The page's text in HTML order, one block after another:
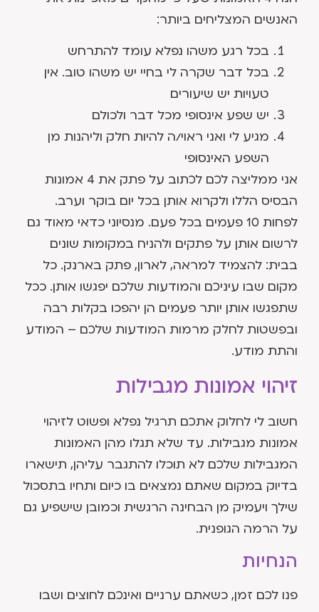
האנשים המצליחים ביותר:
בכל רגע משהו נפלא עומד להתרחש
בכל דבר שקרה לי בחיי יש משהו טוב. אין
טעויות יש שיעורים
יש שפע אינסופי מכל דבר ולכולם
מגיע לי ואני ראוי/ה להיות חלק וליהנות מן
השפע האינסופי
אני ממליצה לכם לכתוב על פתק את 4 אמונות
הבסיס הללו ולקרוא אותן בכל יום בוקר וערב.
לפחות 10 פעמים בכל פעם. מנסיוני כדאי מאוד גם
לרשום אותן על פתקים ולהניח במקומות שונים
בבית: להצמיד למראה, לארון, פתק בארנק. כל
מקום שבו עיניכם והמודעות שלכם יפגשו אותן. ככל
שתפגשו אותן יותר פעמים הן יהפכו בקלות רבה
ובפשטות לחלק מרמות המודעות שלכם – המודע
והתת מודע.
זיהוי אמונות מגבילות
חשוב לי לחלוק אתכם תרגיל נפלא ופשוט לזיהוי
אמונות מגבילות. עד שלא תגלו מהן האמונות
המגבילות שלכם לא תוכלו להתגבר עליהן, תישארו
בדיוק במקום שאתם נמצאים בו כיום ותחיו בתסכול
שילך ויעמיק מן הבחינה הרגשית וכמובן שישפיע גם
על הרמה הגופנית.
הנחיות
פנו לכם זמן, כשאתם ערניים ואינכם לחוצים ושבו